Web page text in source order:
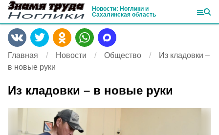
Новости: Ноглики и
Сахалинская область
Главная Новости Общество
Из кладовки –
в новые руки
Из кладовки – в новые руки